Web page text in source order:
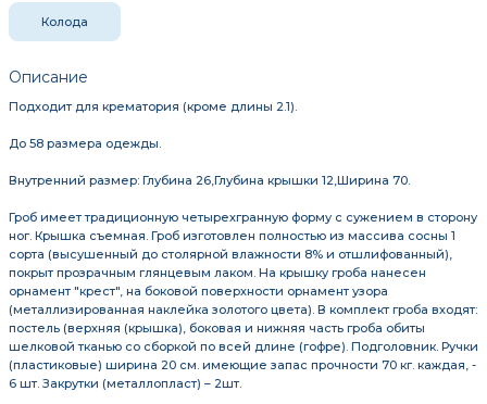
Колода
Описание
Подходит для крематория (кроме длины 2.1).
До 58 размера одежды.
Внутренний размер: Глубина 26,Глубина крышки 12,Ширина 70.
Гроб имеет традиционную четырехгранную форму с сужением в сторону
ног. Крышка съемная. Гроб изготовлен полностью из массива сосны 1
сорта (высушенный до столярной влажности 8% и отшлифованный),
покрыт прозрачным глянцевым лаком. На крышку гроба нанесен
орнамент "крест", на боковой поверхности орнамент узора
(металлизированная наклейка золотого цвета). В комплект гроба входят:
постель (верхняя (крышка), боковая и нижняя часть гроба обиты
шелковой тканью со сборкой по всей длине (гофре). Подголовник. Ручки
(пластиковые) ширина 20 см. имеющие запас прочности 70 кг. каждая, -
6 шт. Закрутки (металлопласт) – 2шт.